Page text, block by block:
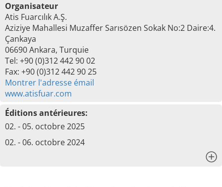
Organisateur
Atis Fuarcılık A.Ş.
Aziziye Mahallesi Muzaffer Sarısözen Sokak No:2 Daire:4.
Çankaya
06690 Ankara, Turquie
Tel: +90 (0)312 442 90 02
Fax: +90 (0)312 442 90 25
Montrer l'adresse émail
www.atisfuar.com
Éditions antérieures:
02. - 05. octobre 2025
02. - 06. octobre 2024